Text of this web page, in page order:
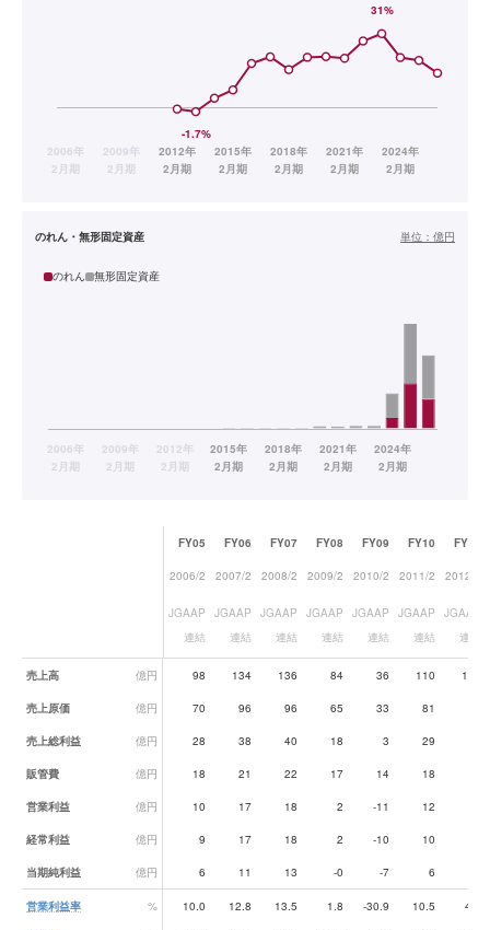
のれん・無形固定資産 単位： 億円
のれん 無形固定資産
業績データ一覧
FY05 FY06 FY07 FY08 FY09 FY10 FY11
2006/2 2007/2 2008/2 2009/2 2010/2 2011/2 2012/2
JGAAP
連結
JGAAP
連結
JGAAP
連結
JGAAP
連結
JGAAP
連結
JGAAP
連結
JGAAP
連結
売上高 億円 98 134 136 84 36 110 103
売上原価 億円 70 96 96 65 33 81
売上総利益 億円 28 38 40 18 3 29
販管費 億円 18 21 22 17 14 18
営業利益 億円 10 17 18 2 -11 12
経常利益 億円 9 17 18 2 -10 10
当期純利益 億円 6 11 13 -0 -7 6
営業利益率 % 10.0 12.8 13.5 1.8 -30.9 10.5 4.6